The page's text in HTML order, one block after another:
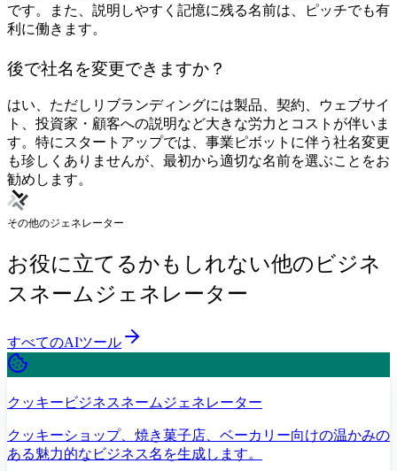
です。また、説明しやすく記憶に残る名前は、ピッチでも有
利に働きます。
後で社名を変更できますか？
はい、ただしリブランディングには製品、契約、ウェブサイ
ト、投資家・顧客への説明など大きな労力とコストが伴いま
す。特にスタートアップでは、事業ピボットに伴う社名変更
も珍しくありませんが、最初から適切な名前を選ぶことをお
勧めします。
その他のジェネレーター
お役に立てるかもしれない他のビジネ
スネームジェネレーター
すべてのAIツール
クッキービジネスネームジェネレーター
クッキーショップ、焼き菓子店、ベーカリー向けの温かみの
ある魅力的なビジネス名を生成します。